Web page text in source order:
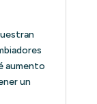
aumento
un